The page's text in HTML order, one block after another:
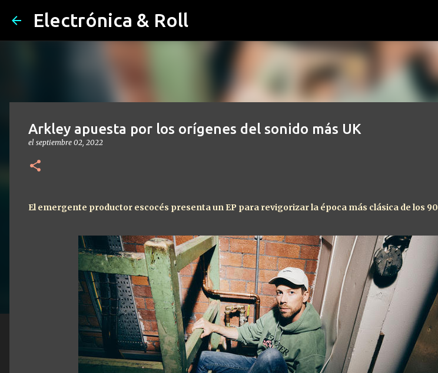
Electrónica & Roll
Arkley apuesta por los orígenes del sonido más UK
el septiembre 02, 2022
El emergente productor escocés presenta un EP para revigorizar la época más clásica de los 90